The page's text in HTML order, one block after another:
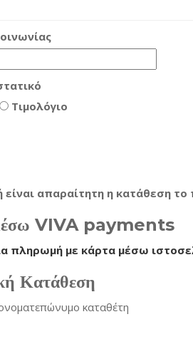
Τιμολόγιο
είναι απαραίτητη η κατάθεση
VIVA payments
πληρωμή με κάρτα μέσω
Κατάθεση
καταθέτη